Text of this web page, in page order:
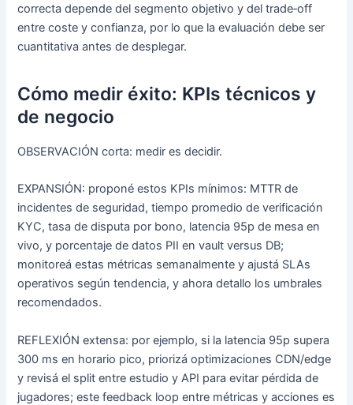
correcta depende del segmento objetivo y del trade‑off
entre coste y confianza, por lo que la evaluación debe ser
cuantitativa antes de desplegar.
Cómo medir éxito: KPIs técnicos y
de negocio
OBSERVACIÓN corta: medir es decidir.
EXPANSIÓN: proponé estos KPIs mínimos: MTTR de
incidentes de seguridad, tiempo promedio de verificación
KYC, tasa de disputa por bono, latencia 95p de mesa en
vivo, y porcentaje de datos PII en vault versus DB;
monitoreá estas métricas semanalmente y ajustá SLAs
operativos según tendencia, y ahora detallo los umbrales
recomendados.
REFLEXIÓN extensa: por ejemplo, si la latencia 95p supera
300 ms en horario pico, priorizá optimizaciones CDN/edge
y revisá el split entre estudio y API para evitar pérdida de
jugadores; este feedback loop entre métricas y acciones es